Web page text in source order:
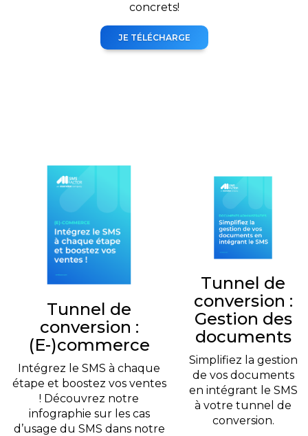
concrets!
JE TÉLÉCHARGE
Tunnel de
conversion :
(E-)commerce
Intégrez le SMS à chaque
étape et boostez vos ventes
! Découvrez notre
infographie sur les cas
d’usage du SMS dans notre
Tunnel de
conversion :
Gestion des
documents
Simplifiez la gestion
de vos documents
en intégrant le SMS
à votre tunnel de
conversion.